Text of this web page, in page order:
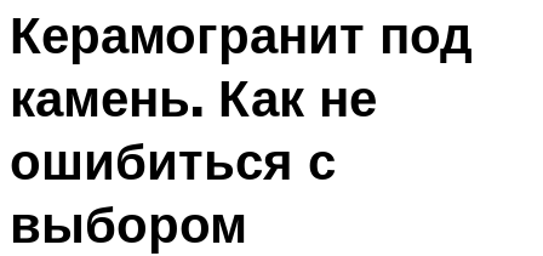
Керамогранит под
камень. Как не
ошибиться с
выбором